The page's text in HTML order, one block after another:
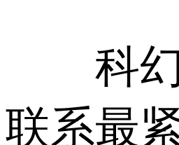
科幻
联系最